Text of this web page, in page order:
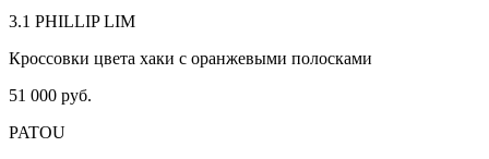
3.1 PHILLIP LIM
Кроссовки цвета хаки с оранжевыми полосками
51 000 руб.
PATOU